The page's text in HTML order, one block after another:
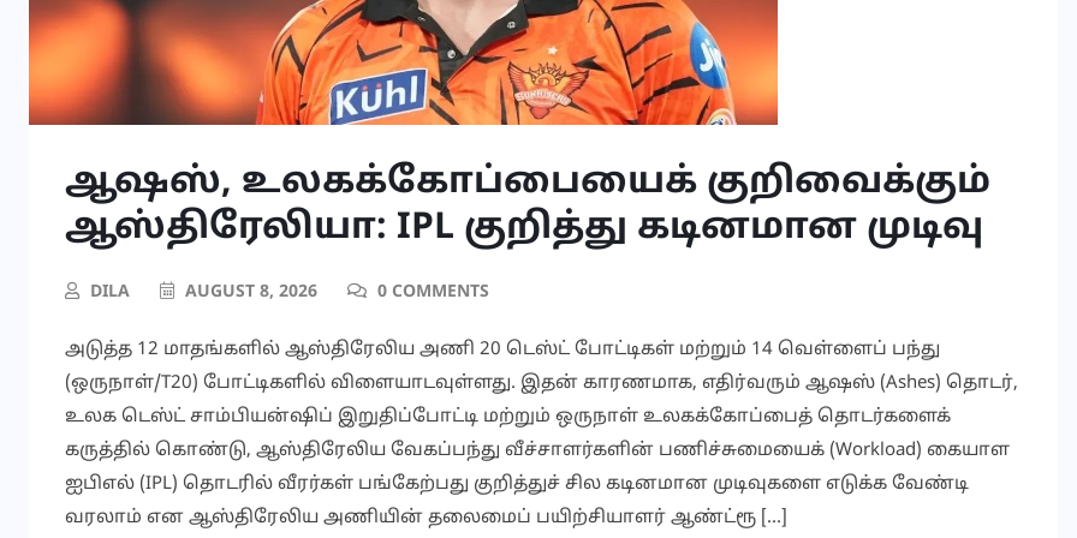
ஆஷஸ், உலகக்கோப்பையைக் குறிவைக்கும்
ஆஸ்திரேலியா: IPL குறித்து கடினமான முடிவு
DILA AUGUST 8, 2026 0 COMMENTS
அடுத்த 12 மாதங்களில் ஆஸ்திரேலிய அணி 20 டெஸ்ட் போட்டிகள் மற்றும் 14 வெள்ளைப் பந்து
(ஒருநாள்/T20) போட்டிகளில் விளையாடவுள்ளது. இதன் காரணமாக, எதிர்வரும் ஆஷஸ் (Ashes) தொடர்,
உலக டெஸ்ட் சாம்பியன்ஷிப் இறுதிப்போட்டி மற்றும் ஒருநாள் உலகக்கோப்பைத் தொடர்களைக்
கருத்தில் கொண்டு, ஆஸ்திரேலிய வேகப்பந்து வீச்சாளர்களின் பணிச்சுமையைக் (Workload) கையாள
ஐபிஎல் (IPL) தொடரில் வீரர்கள் பங்கேற்பது குறித்துச் சில கடினமான முடிவுகளை எடுக்க வேண்டி
வரலாம் என ஆஸ்திரேலிய அணியின் தலைமைப் பயிற்சியாளர் ஆண்ட்ரூ […]